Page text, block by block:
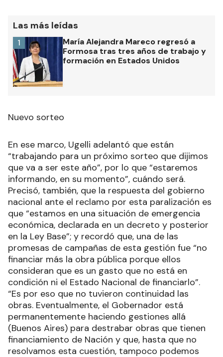
Las más leídas
María Alejandra Mareco regresó a
Formosa tras tres años de trabajo y
formación en Estados Unidos
1
Nuevo sorteo
En ese marco, Ugelli adelantó que están
“trabajando para un próximo sorteo que dijimos
que va a ser este año”, por lo que “estaremos
informando, en su momento”, cuándo será.
Precisó, también, que la respuesta del gobierno
nacional ante el reclamo por esta paralización es
que “estamos en una situación de emergencia
económica, declarada en un decreto y posterior
en la Ley Base”; y recordó que, una de las
promesas de campañas de esta gestión fue “no
financiar más la obra pública porque ellos
consideran que es un gasto que no está en
condición ni el Estado Nacional de financiarlo”.
“Es por eso que no tuvieron continuidad las
obras. Eventualmente, el Gobernador está
permanentemente haciendo gestiones allá
(Buenos Aires) para destrabar obras que tienen
financiamiento de Nación y que, hasta que no
resolvamos esta cuestión, tampoco podemos